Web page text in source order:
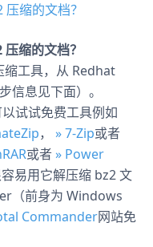
缩的文档？
缩的文档？
缩工具，从 Redhat
信息见下面）。
试试免费工具例如
， » 7-Zip或者
或者» Power
易用它解压缩 bz2 文
（前身为 Windows
Commander网站免